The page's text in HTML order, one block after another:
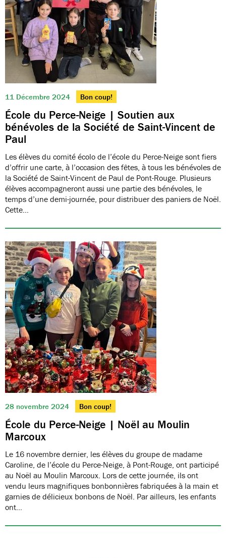
11 Décembre 2024 Bon coup!
École du Perce-Neige | Soutien aux
bénévoles de la Société de Saint-Vincent de
Paul
Les élèves du comité écolo de l’école du Perce-Neige sont fiers
d’offrir une carte, à l’occasion des fêtes, à tous les bénévoles de
la Société de Saint-Vincent de Paul de Pont-Rouge. Plusieurs
élèves accompagneront aussi une partie des bénévoles, le
temps d’une demi-journée, pour distribuer des paniers de Noël.
Cette…
28 novembre 2024 Bon coup!
École du Perce-Neige | Noël au Moulin
Marcoux
Le 16 novembre dernier, les élèves du groupe de madame
Caroline, de l’école du Perce-Neige, à Pont-Rouge, ont participé
au Noël au Moulin Marcoux. Lors de cette journée, ils ont
vendu leurs magnifiques bonbonnières fabriquées à la main et
garnies de délicieux bonbons de Noël. Par ailleurs, les enfants
ont…